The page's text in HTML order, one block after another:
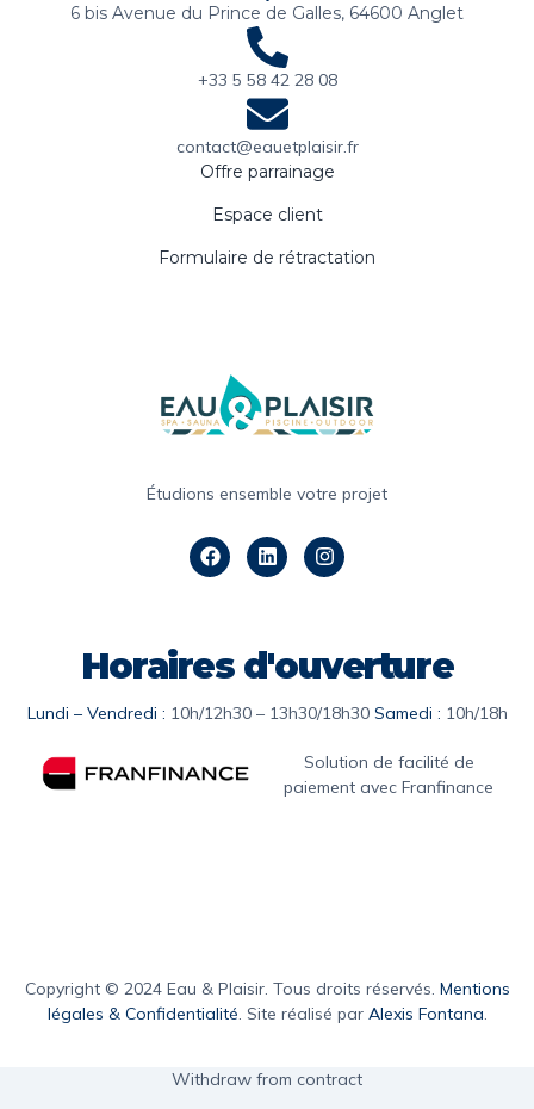
6 bis Avenue du Prince de Galles, 64600 Anglet
+33 5 58 42 28 08
contact@eauetplaisir.fr
Offre parrainage
Espace client
Formulaire de rétractation
Étudions ensemble votre projet
Horaires d'ouverture
Lundi – Vendredi : 10h/12h30 – 13h30/18h30 Samedi : 10h/18h
Solution de facilité de
paiement avec Franfinance
Copyright © 2024 Eau & Plaisir. Tous droits réservés. Mentions
légales & Confidentialité. Site réalisé par Alexis Fontana.
Withdraw from contract